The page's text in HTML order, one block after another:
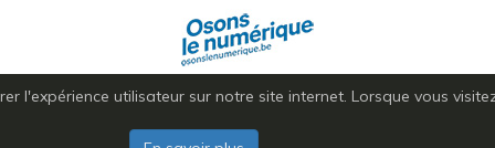
l'expérience utilisateur sur notre site internet. Lorsque vous